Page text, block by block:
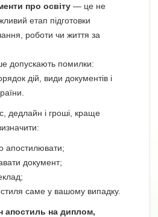
про освіту — це не
етап підготовки
роботи чи життя за
допускають помилки:
дій, види документів і
дедлайн і гроші, краще
апостилювати;
документ;
саме у вашому випадку.
апостиль на диплом,